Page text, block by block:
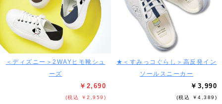
＜ディズニー＞2WAYヒモ靴シュ
ーズ
￥2,690
(税込 ￥2,959)
★＜すみっコぐらし＞高反発イン
ソールスニーカー
￥3,990
(税込 ￥4,389)